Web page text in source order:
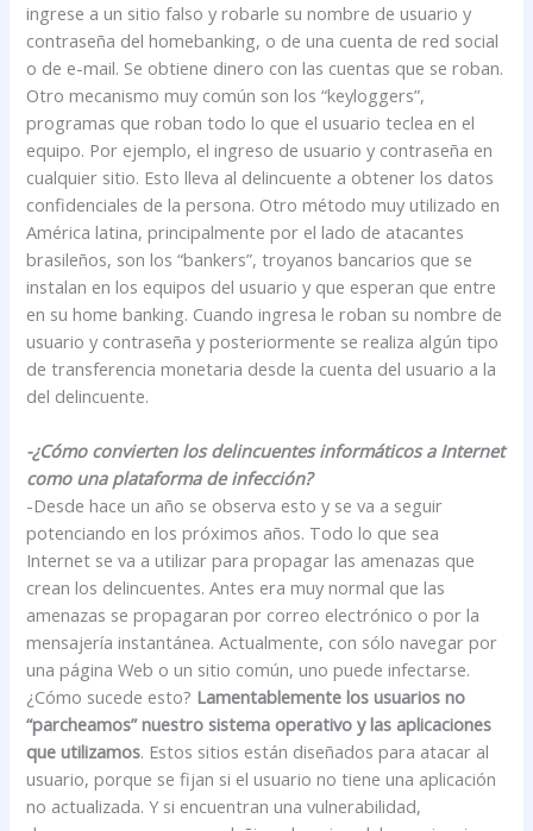
ingrese a un sitio falso y robarle su nombre de usuario y
contraseña del homebanking, o de una cuenta de red social
o de e-mail. Se obtiene dinero con las cuentas que se roban.
Otro mecanismo muy común son los “keyloggers”,
programas que roban todo lo que el usuario teclea en el
equipo. Por ejemplo, el ingreso de usuario y contraseña en
cualquier sitio. Esto lleva al delincuente a obtener los datos
confidenciales de la persona. Otro método muy utilizado en
América latina, principalmente por el lado de atacantes
brasileños, son los “bankers”, troyanos bancarios que se
instalan en los equipos del usuario y que esperan que entre
en su home banking. Cuando ingresa le roban su nombre de
usuario y contraseña y posteriormente se realiza algún tipo
de transferencia monetaria desde la cuenta del usuario a la
del delincuente.
-¿Cómo convierten los delincuentes informáticos a Internet
como una plataforma de infección?
-Desde hace un año se observa esto y se va a seguir
potenciando en los próximos años. Todo lo que sea
Internet se va a utilizar para propagar las amenazas que
crean los delincuentes. Antes era muy normal que las
amenazas se propagaran por correo electrónico o por la
mensajería instantánea. Actualmente, con sólo navegar por
una página Web o un sitio común, uno puede infectarse.
¿Cómo sucede esto? Lamentablemente los usuarios no
“parcheamos” nuestro sistema operativo y las aplicaciones
que utilizamos. Estos sitios están diseñados para atacar al
usuario, porque se fijan si el usuario no tiene una aplicación
no actualizada. Y si encuentran una vulnerabilidad,